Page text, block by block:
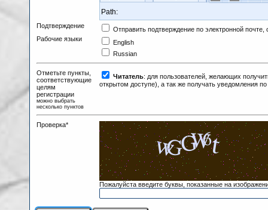
Path:
Подтверждение
Отправить подтверждение по электронной
Рабочие языки
English
Russian
Отметьте пункты,
соответствующие
целям
регистрации
можно выбрать
несколько пунктов
Читатель: для пользователей, желающих
открытом доступе), а так же получать уведомления
Проверка*
Пожалуйста введите буквы, показанные на